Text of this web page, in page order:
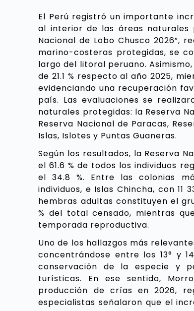
El Perú registró un importante
al interior de las áreas naturales
Nacional de Lobo Chusco 2026”,
marino-costeras protegidas, se
largo del litoral peruano.
de 21.1 % respecto al año 2025,
evidenciando una recuperación
país. Las evaluaciones se
naturales protegidas: la Reserva
Reserva Nacional de Paracas,
Islas, Islotes y Puntas Guaneras.
Según los resultados, la Reserva
el 61.6 % de todos los individuos
el 34.8 %. Entre las colonias
individuos, e Islas Chincha, con
hembras adultas constituyen el
% del total censado, mientras
temporada reproductiva.
Uno de los hallazgos más
concentrándose entre los 13° y
conservación de la especie y
turísticas. En ese sentido,
producción de crías en 2026,
especialistas señalaron que el